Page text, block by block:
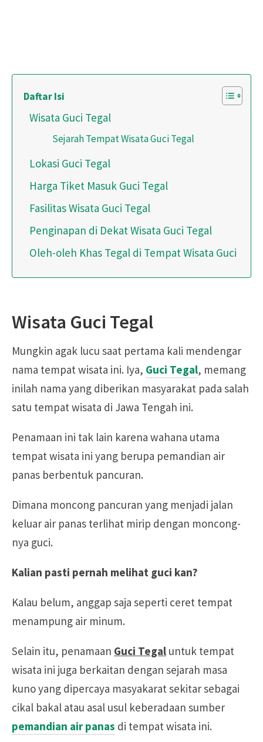
Daftar Isi
Wisata Guci Tegal
Sejarah Tempat Wisata Guci Tegal
Lokasi Guci Tegal
Harga Tiket Masuk Guci Tegal
Fasilitas Wisata Guci Tegal
Penginapan di Dekat Wisata Guci Tegal
Oleh-oleh Khas Tegal di Tempat Wisata Guci
Wisata Guci Tegal
Mungkin agak lucu saat pertama kali mendengar
nama tempat wisata ini. Iya, Guci Tegal, memang
inilah nama yang diberikan masyarakat pada salah
satu tempat wisata di Jawa Tengah ini.
Penamaan ini tak lain karena wahana utama
tempat wisata ini yang berupa pemandian air
panas berbentuk pancuran.
Dimana moncong pancuran yang menjadi jalan
keluar air panas terlihat mirip dengan moncong-
nya guci.
Kalian pasti pernah melihat guci kan?
Kalau belum, anggap saja seperti ceret tempat
menampung air minum.
Selain itu, penamaan Guci Tegal untuk tempat
wisata ini juga berkaitan dengan sejarah masa
kuno yang dipercaya masyakarat sekitar sebagai
cikal bakal atau asal usul keberadaan sumber
pemandian air panas di tempat wisata ini.